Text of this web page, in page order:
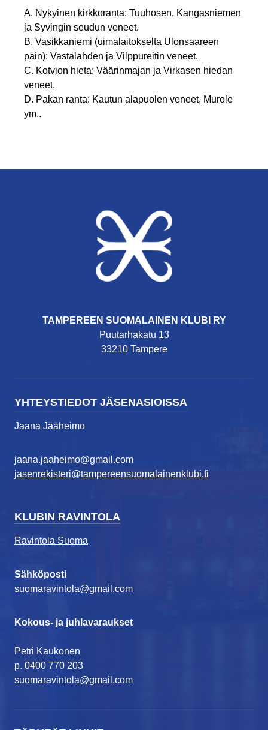
A. Nykyinen kirkkoranta: Tuuhosen, Kangasniemen
ja Syvingin seudun veneet.
B. Vasikkaniemi (uimalaitokselta Ulonsaareen
päin): Vastalahden ja Vilppureitin veneet.
C. Kotvion hieta: Väärinmajan ja Virkasen hiedan
veneet.
D. Pakan ranta: Kautun alapuolen veneet, Murole
ym..
TAMPEREEN SUOMALAINEN KLUBI RY
Puutarhakatu 13
33210 Tampere
YHTEYSTIEDOT JÄSENASIOISSA
Jaana Jääheimo
jaana.jaaheimo@gmail.com
jasenrekisteri@tampereensuomalainenklubi.fi
KLUBIN RAVINTOLA
Ravintola Suoma
Sähköposti
suomaravintola@gmail.com
Kokous- ja juhlavaraukset
Petri Kaukonen
p. 0400 770 203
suomaravintola@gmail.com